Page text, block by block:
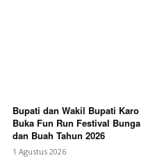
Bupati dan Wakil Bupati Karo
Buka Fun Run Festival Bunga
dan Buah Tahun 2026
1 Agustus 2026